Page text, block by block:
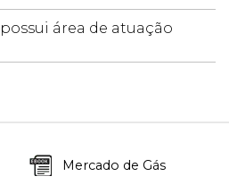
área de atuação
Mercado de Gás